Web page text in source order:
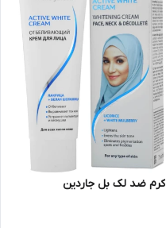
کرم ضد لک بل جاردین